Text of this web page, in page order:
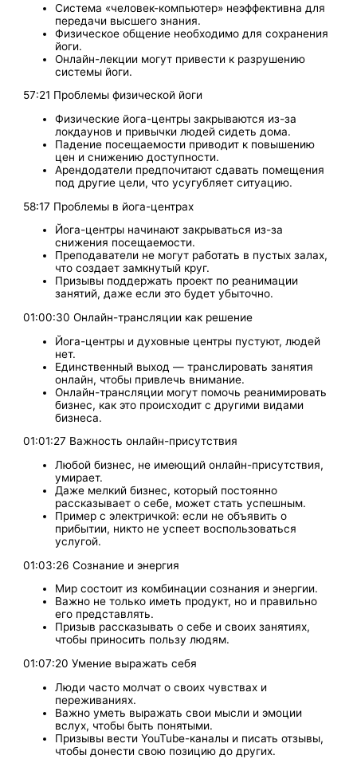
Система «человек-компьютер» неэффективна для
передачи высшего знания.
Физическое общение необходимо для сохранения
йоги.
Онлайн-лекции могут привести к разрушению
системы йоги.
57:21 Проблемы физической йоги
Физические йога-центры закрываются из-за
локдаунов и привычки людей сидеть дома.
Падение посещаемости приводит к повышению
цен и снижению доступности.
Арендодатели предпочитают сдавать помещения
под другие цели, что усугубляет ситуацию.
58:17 Проблемы в йога-центрах
Йога-центры начинают закрываться из-за
снижения посещаемости.
Преподаватели не могут работать в пустых залах,
что создает замкнутый круг.
Призывы поддержать проект по реанимации
занятий, даже если это будет убыточно.
01:00:30 Онлайн-трансляции как решение
Йога-центры и духовные центры пустуют, людей
нет.
Единственный выход — транслировать занятия
онлайн, чтобы привлечь внимание.
Онлайн-трансляции могут помочь реанимировать
бизнес, как это происходит с другими видами
бизнеса.
01:01:27 Важность онлайн-присутствия
Любой бизнес, не имеющий онлайн-присутствия,
умирает.
Даже мелкий бизнес, который постоянно
рассказывает о себе, может стать успешным.
Пример с электричкой: если не объявить о
прибытии, никто не успеет воспользоваться
услугой.
01:03:26 Сознание и энергия
Мир состоит из комбинации сознания и энергии.
Важно не только иметь продукт, но и правильно
его представлять.
Призыв рассказывать о себе и своих занятиях,
чтобы приносить пользу людям.
01:07:20 Умение выражать себя
Люди часто молчат о своих чувствах и
переживаниях.
Важно уметь выражать свои мысли и эмоции
вслух, чтобы быть понятыми.
Призывы вести YouTube-каналы и писать отзывы,
чтобы донести свою позицию до других.